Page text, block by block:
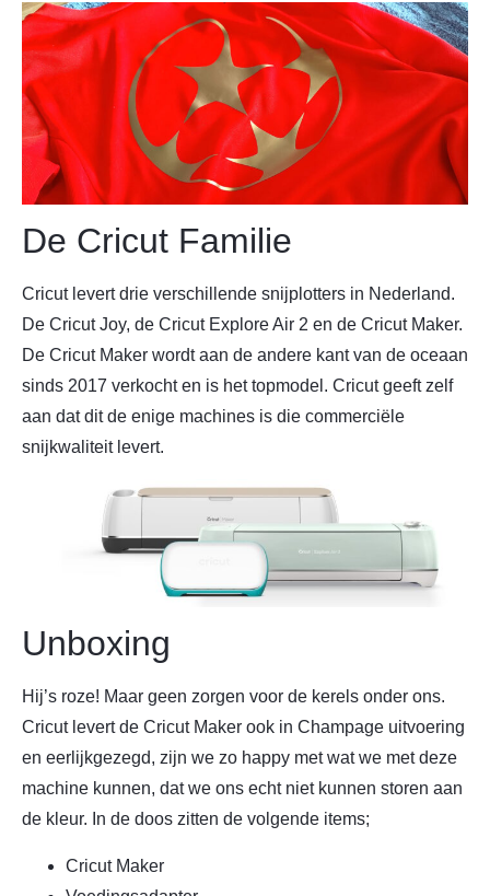
De Cricut Familie
Cricut levert drie verschillende snijplotters in Nederland.
De Cricut Joy, de Cricut Explore Air 2 en de Cricut Maker.
De Cricut Maker wordt aan de andere kant van de oceaan
sinds 2017 verkocht en is het topmodel. Cricut geeft zelf
aan dat dit de enige machines is die commerciële
snijkwaliteit levert.
Unboxing
Hij’s roze! Maar geen zorgen voor de kerels onder ons.
Cricut levert de Cricut Maker ook in Champage uitvoering
en eerlijkgezegd, zijn we zo happy met wat we met deze
machine kunnen, dat we ons echt niet kunnen storen aan
de kleur. In de doos zitten de volgende items;
Cricut Maker